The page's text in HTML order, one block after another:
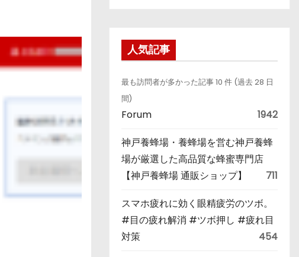
人気記事
最も訪問者が多かった記事 10 件 (過去 28 日
間)
Forum 1942
神戸養蜂場・養蜂場を営む神戸養蜂
場が厳選した高品質な蜂蜜専門店
【神戸養蜂場 通販ショップ】
711
スマホ疲れに効く眼精疲労のツボ。
#目の疲れ解消 #ツボ押し #疲れ目
対策
454